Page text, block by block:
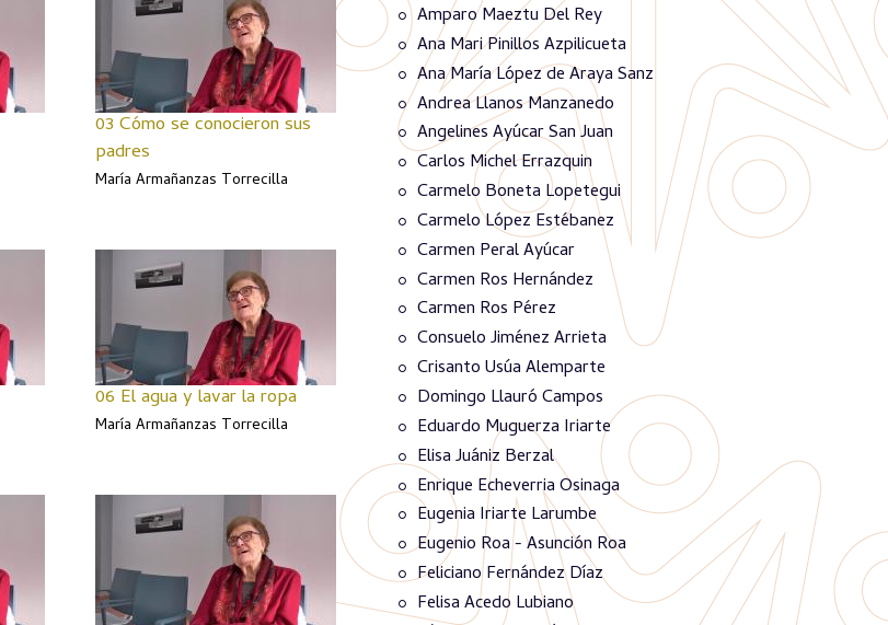
03 Cómo se conocieron sus
padres
María Armañanzas Torrecilla
06 El agua y lavar la ropa
María Armañanzas Torrecilla
Amparo Maeztu Del Rey
Ana Mari Pinillos Azpilicueta
Ana María López de Araya Sanz
Andrea Llanos Manzanedo
Angelines Ayúcar San Juan
Carlos Michel Errazquin
Carmelo Boneta Lopetegui
Carmelo López Estébanez
Carmen Peral Ayúcar
Carmen Ros Hernández
Carmen Ros Pérez
Consuelo Jiménez Arrieta
Crisanto Usúa Alemparte
Domingo Llauró Campos
Eduardo Muguerza Iriarte
Elisa Juániz Berzal
Enrique Echeverria Osinaga
Eugenia Iriarte Larumbe
Eugenio Roa - Asunción Roa
Feliciano Fernández Díaz
Felisa Acedo Lubiano